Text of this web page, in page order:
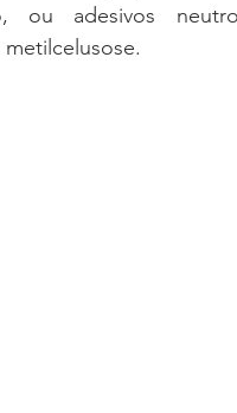
ou adesivos